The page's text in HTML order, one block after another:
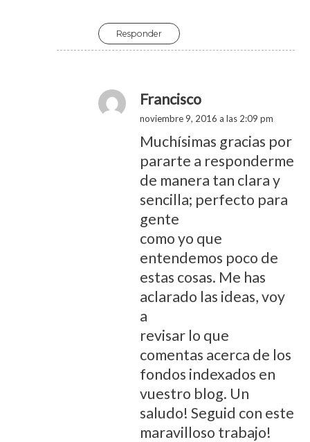
Responder
Francisco
noviembre 9, 2016 a las 2:09 pm
Muchísimas gracias por
pararte a responderme
de manera tan clara y
sencilla; perfecto para
gente
como yo que
entendemos poco de
estas cosas. Me has
aclarado las ideas, voy
a
revisar lo que
comentas acerca de los
fondos indexados en
vuestro blog. Un
saludo! Seguid con este
maravilloso trabajo!